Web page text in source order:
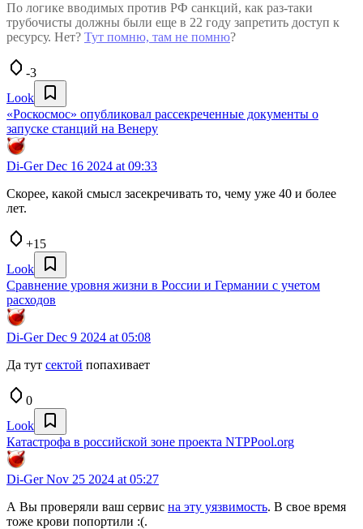
По логике вводимых против РФ санкций, как раз-таки
трубочисты должны были еще в 22 году запретить доступ к
ресурсу. Нет? Тут помню, там не помню?
-3
Look
«Роскосмос» опубликовал рассекреченные документы о
запуске станций на Венеру
Di-GerDec 16 2024 at 09:33
Скорее, какой смысл засекречивать то, чему уже 40 и более
лет.
+15
Look
Сравнение уровня жизни в России и Германии с учетом
расходов
Di-GerDec 9 2024 at 05:08
Да тут сектой попахивает
0
Look
Катастрофа в российской зоне проекта NTPPool.org
Di-GerNov 25 2024 at 05:27
А Вы проверяли ваш сервис на эту уязвимость. В свое время
тоже крови попортили :(.